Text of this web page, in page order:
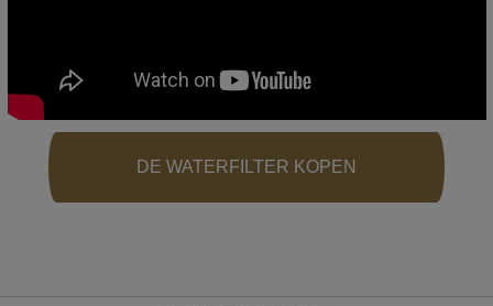
DE WATERFILTER KOPEN